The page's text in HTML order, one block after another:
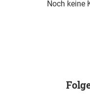
Noch keine